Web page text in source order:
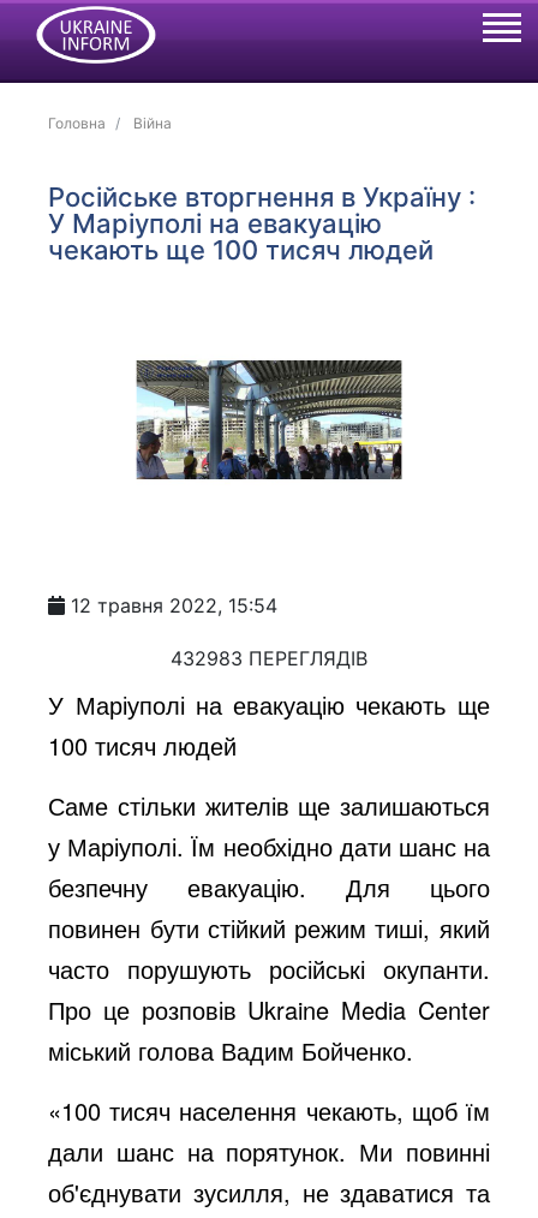
Головна Війна
Російське вторгнення в Україну :
У Маріуполі на евакуацію
чекають ще 100 тисяч людей
12 травня 2022, 15:54
432983 ПЕРЕГЛЯДІВ
У Маріуполі на евакуацію чекають ще
100 тисяч людей
Саме стільки жителів ще залишаються
у Маріуполі. Їм необхідно дати шанс на
безпечну евакуацію. Для цього
повинен бути стійкий режим тиші, який
часто порушують російські окупанти.
Про це розповів Ukraine Media Center
міський голова Вадим Бойченко.
«100 тисяч населення чекають, щоб їм
дали шанс на порятунок. Ми повинні
об'єднувати зусилля, не здаватися та